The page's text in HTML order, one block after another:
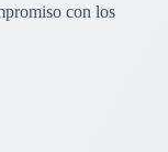
con los